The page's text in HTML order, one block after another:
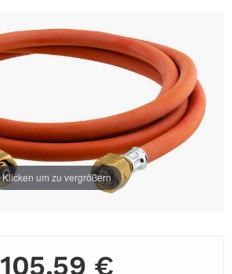
Klicken um zu vergrößern
105,59 €